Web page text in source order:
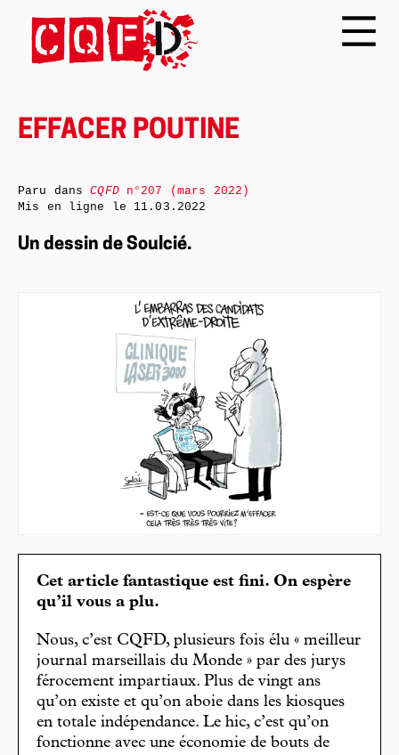
EFFACER POUTINE
Un dessin de Soulcié.
Cet article fantastique est fini. On espère
qu’il vous a plu.
Nous, c’est CQFD, plusieurs fois élu « meilleur
journal marseillais du Monde » par des jurys
férocement impartiaux. Plus de vingt ans
qu’on existe et qu’on aboie dans les kiosques
en totale indépendance. Le hic, c’est qu’on
fonctionne avec une économie de bouts de
Paru dansCQFDn°207 (mars 2022)
Mis en ligne le 11.03.2022